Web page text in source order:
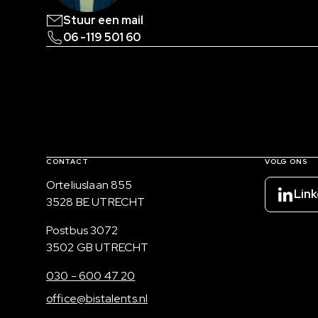
Stuur een mail
06 -119 501 60
Contact, verdere links en colofon
CONTACT
Bezoekadres
Orteliuslaan 855
3528 BE UTRECHT
Postadres
Postbus 3072
3502 GB UTRECHT
030 - 600 47 20
office@bistalents.nl
VOLG ONS